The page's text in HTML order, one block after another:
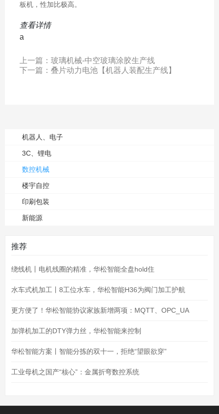
板机，性加比极高。
查看详情
a
上一篇： 玻璃机械-中空玻璃涂胶生产线
下一篇： 叠片动力电池【机器人装配生产线】
机器人、电子
3C、锂电
数控机械
楼宇自控
印刷包装
新能源
推荐
绕线机丨电机线圈的精准，华松智能全盘hold住
水车式机加工丨8工位水车，华松智能H36为阀门加工护航
更方便了！华松智能协议家族新增两项：MQTT、OPC_UA
加弹机加工的DTY弹力丝，华松智能来控制
华松智能方案丨智能分拣的双十一，拒绝“望眼欲穿”
工业母机之国产“核心”：金属折弯数控系统